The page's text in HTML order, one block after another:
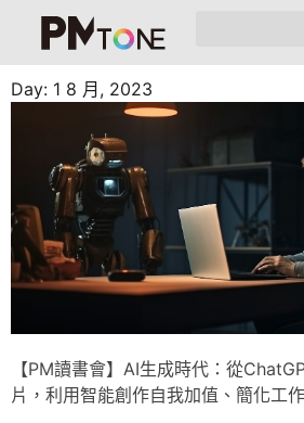
Day: 1 8 月, 2023
【PM讀書會】AI生成時代：從
片，利用智能創作自我加值、簡化工